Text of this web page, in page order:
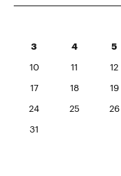
3 4 5
10 11 12
17 18 19
24 25 26
31